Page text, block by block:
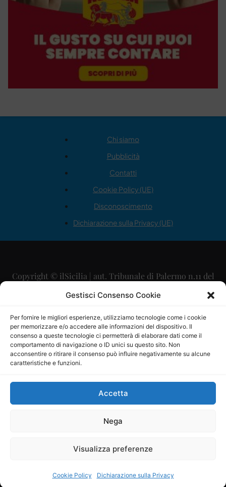
Gestisci Consenso Cookie
Per fornire le migliori esperienze, utilizziamo tecnologie come i cookie
per memorizzare e/o accedere alle informazioni del dispositivo. Il
consenso a queste tecnologie ci permetterà di elaborare dati come il
comportamento di navigazione o ID unici su questo sito. Non
acconsentire o ritirare il consenso può influire negativamente su alcune
caratteristiche e funzioni.
Accetta
Nega
Visualizza preferenze
Cookie Policy Dichiarazione sulla Privacy
Chi siamo
Pubblicità
Contatti
Cookie Policy (UE)
Disconoscimento
Dichiarazione sulla Privacy (UE)
Copyright © ilSicilia | aut. Tribunale di Palermo n.11 del
29/09/2015
Direttore Editoriale: Maurizio Scaglione
Direttore Responsabile: Maria Calabrese
P.IVA: 06334930820
Mercurio Comunicazione Società Cooperativa a r.l. è
iscritta al Registro degli Operatori di Comunicazione al
Sito gestito daLa Digitale srl–info@ladigitale.it